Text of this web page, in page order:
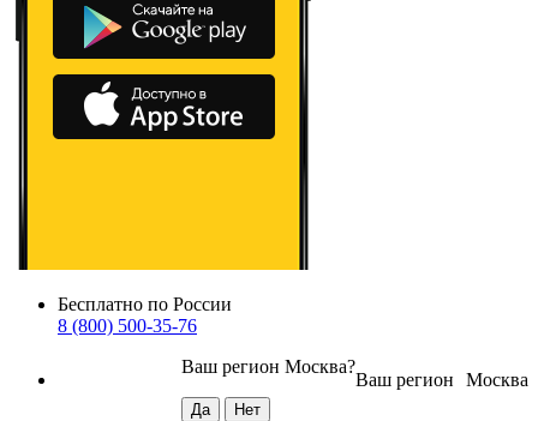
Бесплатно по России
8 (800) 500-35-76
Москва
Ваш регион
Ваш регион Москва?